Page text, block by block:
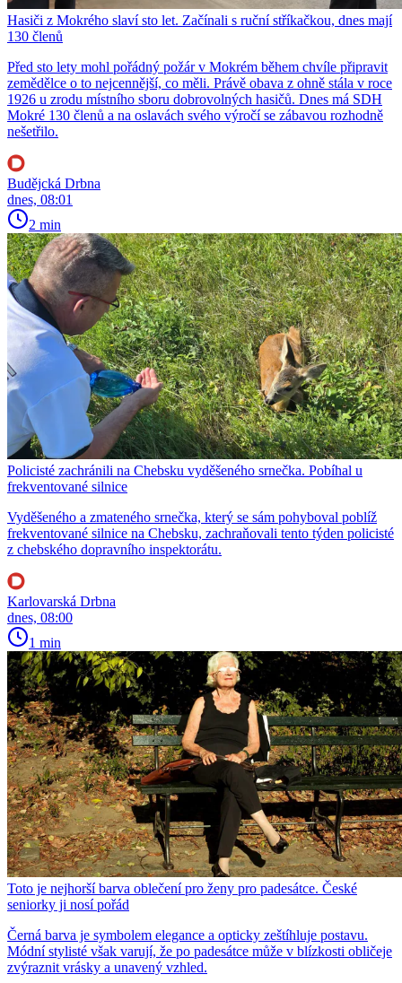
Hasiči z Mokrého slaví sto let. Začínali s ruční stříkačkou, dnes mají
130 členů
Před sto lety mohl pořádný požár v Mokrém během chvíle připravit
zemědělce o to nejcennější, co měli. Právě obava z ohně stála v roce
1926 u zrodu místního sboru dobrovolných hasičů. Dnes má SDH
Mokré 130 členů a na oslavách svého výročí se zábavou rozhodně
nešetřilo.
Budějcká Drbna
dnes, 08:01
2 min
Policisté zachránili na Chebsku vyděšeného srnečka. Pobíhal u
frekventované silnice
Vyděšeného a zmateného srnečka, který se sám pohyboval poblíž
frekventované silnice na Chebsku, zachraňovali tento týden policisté
z chebského dopravního inspektorátu.
Karlovarská Drbna
dnes, 08:00
1 min
Toto je nejhorší barva oblečení pro ženy pro padesátce. České
seniorky ji nosí pořád
Černá barva je symbolem elegance a opticky zeštíhluje postavu.
Módní stylisté však varují, že po padesátce může v blízkosti obličeje
zvýraznit vrásky a unavený vzhled.